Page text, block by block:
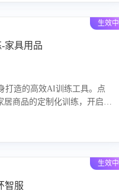
生效中
家具用品
打造的高效AI训练工具。点
居商品的定制化训练，开启模
应对能力。
生效中
智服